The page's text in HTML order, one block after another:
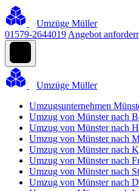
Umzüge Müller
01579-2644019 Angebot
Umzüge Müller
Umzugsunternehmen
Umzug von Münster nach
Umzug von Münster nach
Umzug von Münster nach
Umzug von Münster nach
Umzug von Münster nach
Umzug von Münster nach
Umzug von Münster nach